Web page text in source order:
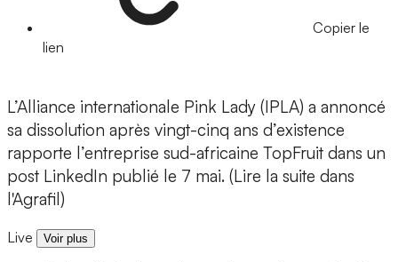
Copier le
lien
L’Alliance internationale Pink Lady (IPLA) a annoncé
sa dissolution après vingt-cinq ans d’existence
rapporte l’entreprise sud-africaine TopFruit dans un
post LinkedIn publié le 7 mai. (Lire la suite dans
l'Agrafil)
Live Voir plus